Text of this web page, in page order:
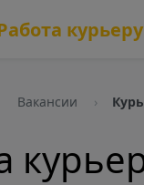
Вакансии